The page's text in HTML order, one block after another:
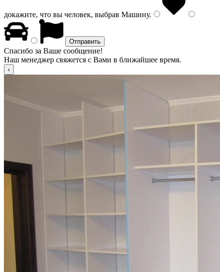
докажите, что вы человек, выбрав Машину.
Спасибо за Ваше сообщение!
Наш менеджер свяжется с Вами в ближайшее время.